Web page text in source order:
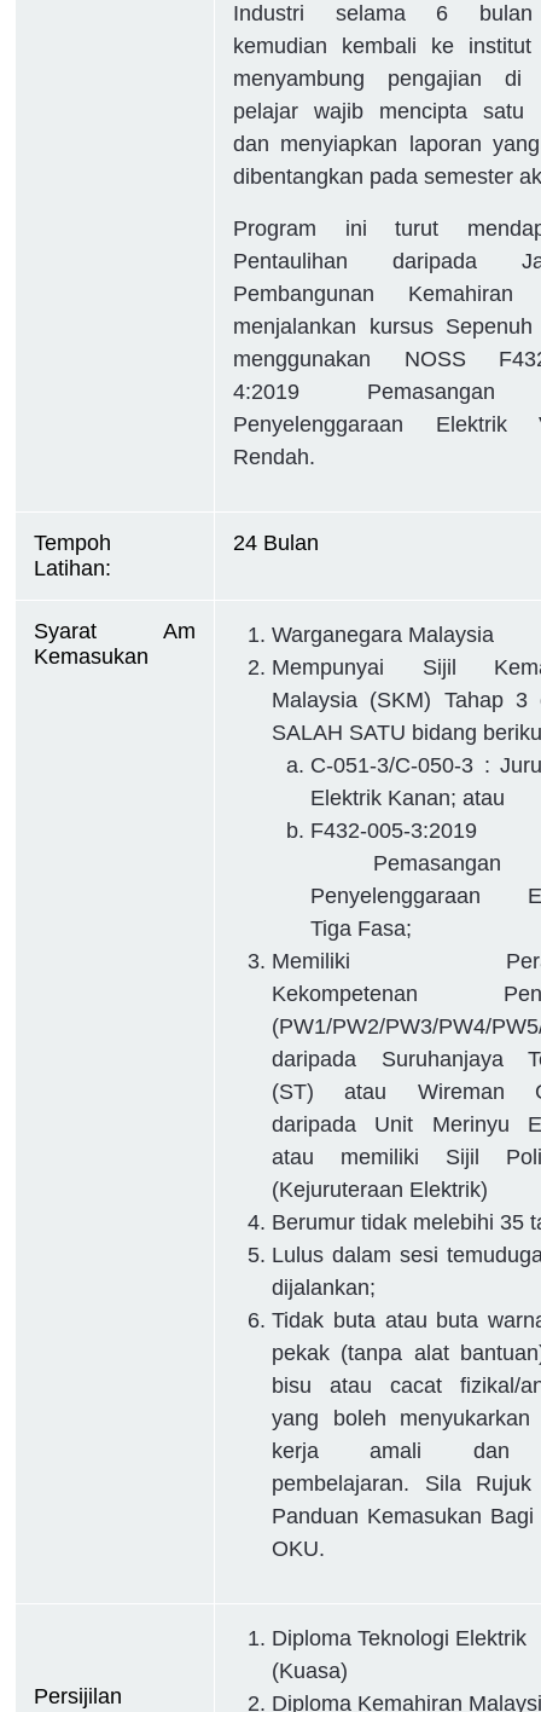
Industri selama 6
kemudian kembali ke institut
menyambung pengajian di
pelajar wajib mencipta satu
dan menyiapkan laporan
dibentangkan pada semester
Program ini turut
Pentaulihan daripada
Pembangunan Kemahiran
menjalankan kursus
menggunakan NOSS
4:2019 Pemasangan
Penyelenggaraan Elektrik
Rendah.
Tempoh
Latihan:
24 Bulan
Syarat Am
Kemasukan
Warganegara Malaysia
Mempunyai Sijil
Malaysia (SKM) Tahap 3
SALAH SATU bidang
C-051-3/C-050-3 :
Elektrik Kanan; atau
F432-005-
Pemasangan
Penyelenggaraan
Tiga Fasa;
Memiliki
Kekompetenan
(PW1/PW2/PW3/PW4/
daripada Suruhanjaya
(ST) atau Wireman
daripada Unit Merinyu
atau memiliki Sijil
(Kejuruteraan Elektrik)
Berumur tidak melebihi 35
Lulus dalam sesi
dijalankan;
Tidak buta atau buta
pekak (tanpa alat
bisu atau cacat fizikal/
yang boleh menyukarkan
kerja amali dan
pembelajaran. Sila
Panduan Kemasukan Bagi
OKU.
Persijilan
Diploma Teknologi Elektrik
(Kuasa)
Diploma Kemahiran